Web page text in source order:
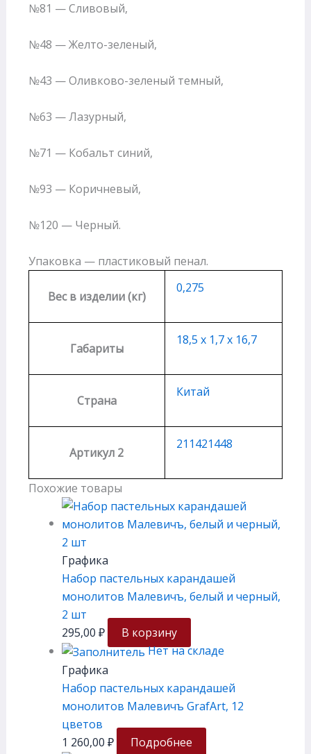
№81 — Сливовый,
№48 — Желто-зеленый,
№43 — Оливково-зеленый темный,
№63 — Лазурный,
№71 — Кобальт синий,
№93 — Коричневый,
№120 — Черный.
Упаковка — пластиковый пенал.
Вес в изделии (кг)
0,275
Габариты
18,5 х 1,7 х 16,7
Страна
Китай
Артикул 2
211421448
Похожие товары
Графика
Набор пастельных карандашей
монолитов Малевичъ, белый и черный,
2 шт
295,00 ₽
В корзину
Нет на складе
Графика
Набор пастельных карандашей
монолитов Малевичъ GrafArt, 12
цветов
1 260,00 ₽ Подробнее